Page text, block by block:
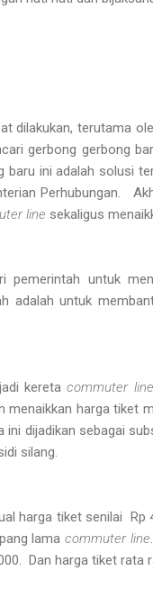
dilakukan, terutama
gerbong gerbong
baru ini adalah solusi
Perhubungan.
line sekaligus
untuk
adalah untuk
keretacommuter line
harga tiket
dijadikan sebagai
silang.
harga tiket senilai Rp
lamacommuter line
Dan harga tiket rata